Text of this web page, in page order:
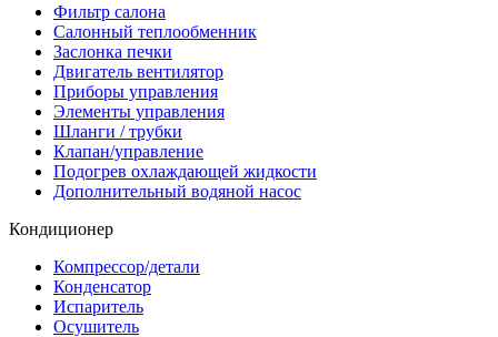
Фильтр салона
Салонный теплообменник
Заслонка печки
Двигатель вентилятор
Приборы управления
Элементы управления
Шланги / трубки
Клапан/управление
Подогрев охлаждающей жидкости
Дополнительный водяной насос
Кондиционер
Компрессор/детали
Конденсатор
Испаритель
Осушитель